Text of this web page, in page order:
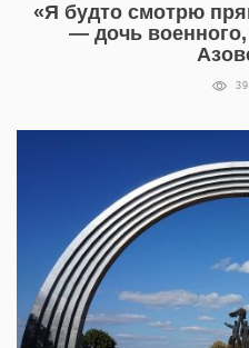
«Я будто смотрю
— дочь